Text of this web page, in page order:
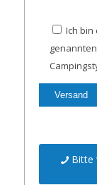
Ich
Bitte